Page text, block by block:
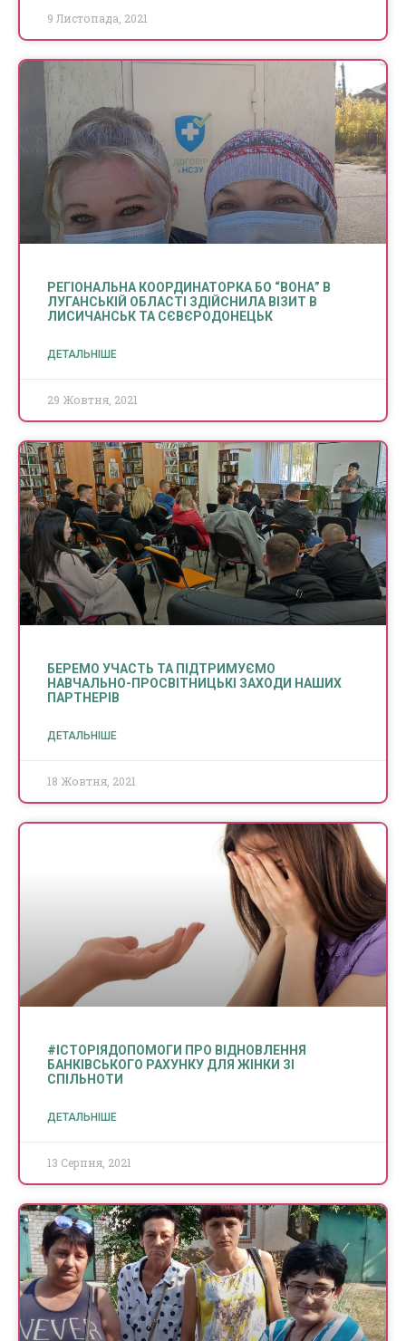
9 Листопада, 2021
РЕГІОНАЛЬНА КООРДИНАТОРКА БО “ВОНА” В
ЛУГАНСЬКІЙ ОБЛАСТІ ЗДІЙСНИЛА ВІЗИТ В
ЛИСИЧАНСЬК ТА СЄВЄРОДОНЕЦЬК
ДЕТАЛЬНІШЕ
29 Жовтня, 2021
БЕРЕМО УЧАСТЬ ТА ПІДТРИМУЄМО
НАВЧАЛЬНО-ПРОСВІТНИЦЬКІ ЗАХОДИ НАШИХ
ПАРТНЕРІВ
ДЕТАЛЬНІШЕ
18 Жовтня, 2021
#ІСТОРІЯДОПОМОГИ ПРО ВІДНОВЛЕННЯ
БАНКІВСЬКОГО РАХУНКУ ДЛЯ ЖІНКИ ЗІ
СПІЛЬНОТИ
ДЕТАЛЬНІШЕ
13 Серпня, 2021